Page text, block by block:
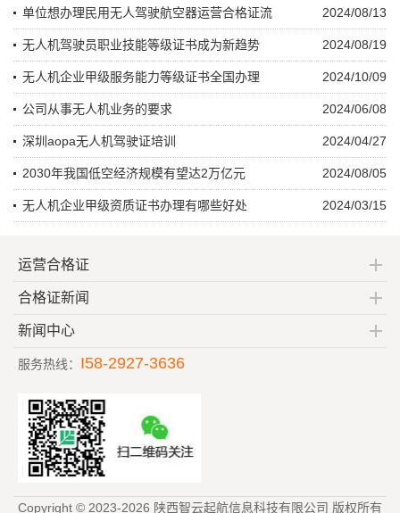
2024/08/13
单位想办理民用无人驾驶航空器运营合格证流
2024/08/19
无人机驾驶员职业技能等级证书成为新趋势
2024/10/09
无人机企业甲级服务能力等级证书全国办理
2024/06/08
公司从事无人机业务的要求
2024/04/27
深圳aopa无人机驾驶证培训
2024/08/05
2030年我国低空经济规模有望达2万亿元
2024/03/15
无人机企业甲级资质证书办理有哪些好处
运营合格证
合格证新闻
新闻中心
服务热线： I58-2927-3636
Copyright © 2023-2026 陕西智云起航信息科技有限公司 版权所有